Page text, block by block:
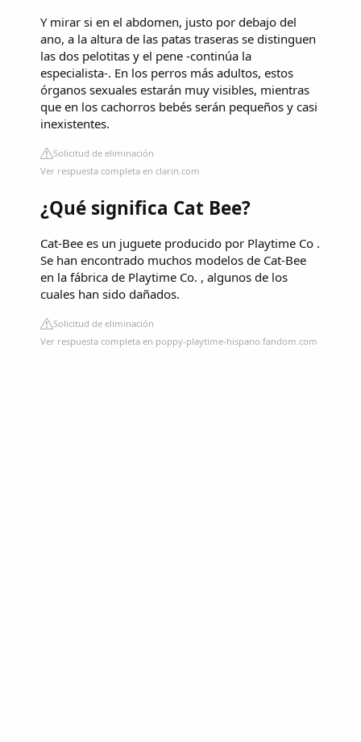
Y mirar si en el abdomen, justo por debajo del
ano, a la altura de las patas traseras se distinguen
las dos pelotitas y el pene -continúa la
especialista-. En los perros más adultos, estos
órganos sexuales estarán muy visibles, mientras
que en los cachorros bebés serán pequeños y casi
inexistentes.
Solicitud de eliminación
Ver respuesta completa en clarin.com
¿Qué significa Cat Bee?
Cat-Bee es un juguete producido por Playtime Co .
Se han encontrado muchos modelos de Cat-Bee
en la fábrica de Playtime Co. , algunos de los
cuales han sido dañados.
Solicitud de eliminación
Ver respuesta completa en poppy-playtime-hispano.fandom.com